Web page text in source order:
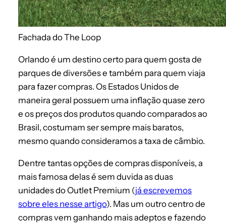
Fachada do The Loop
Orlando é um destino certo para quem gosta de
parques de diversões e também para quem viaja
para fazer compras. Os Estados Unidos de
maneira geral possuem uma inflação quase zero
e os preços dos produtos quando comparados ao
Brasil, costumam ser sempre mais baratos,
mesmo quando consideramos a taxa de câmbio.
Dentre tantas opções de compras disponíveis, a
mais famosa delas é sem duvida as duas
unidades do Outlet Premium (já escrevemos
sobre eles nesse artigo). Mas um outro centro de
compras vem ganhando mais adeptos e fazendo